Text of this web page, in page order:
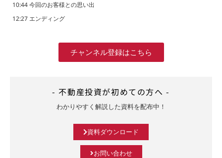
10:44 今回のお客様との思い出
12:27 エンディング
チャンネル登録はこちら
- 不動産投資が初めての方へ -
わかりやすく解説した資料を配布中！
資料ダウンロード
お問い合わせ